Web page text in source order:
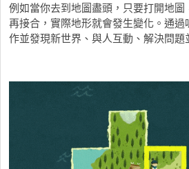
例如當你去到地圖盡頭，只要打開地
再接合，實際地形就會發生變化。通
作並發現新世界、與人互動、解決問題